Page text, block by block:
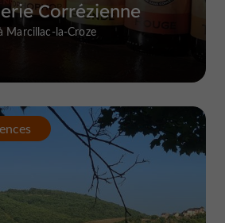
Corrézienne
Marcillac-la-Croze